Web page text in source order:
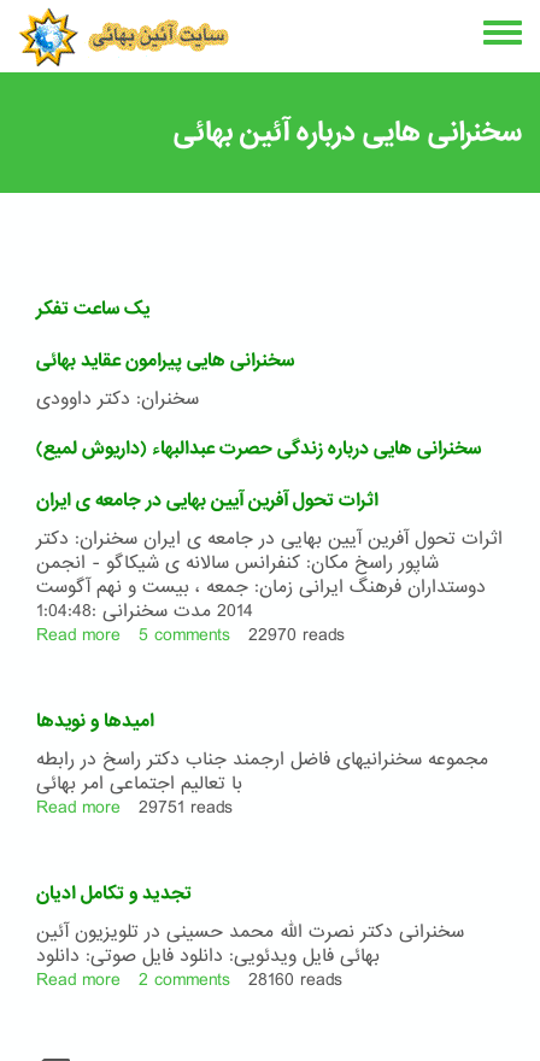
Skip
main
سخنرانی هایی درباره آئین بهائی
یک ساعت تفکر
سخنرانی هایی پیرامون عقاید بهائی
سخنران: دکتر داوودی
سخنرانی هایی درباره زندگی حصرت عبدالبهاء (داریوش لمیع)
اثرات تحول آفرین آیین بهایی در جامعه ی ایران
اثرات تحول آفرین آیین بهایی در جامعه ی ایران سخنران: دکتر
شاپور راسخ مکان: کنفرانس سالانه ی شیکاگو - انجمن
دوستداران فرهنگ ایرانی زمان: جمعه ، بیست و نهم آگوست
2014 مدت سخنرانی :1:04:48
Read more about
آفرین
آیین
بهایی
در
جامعه
5 comments 22970 reads
امیدها و نویدها
مجموعه سخنرانیهای فاضل ارجمند جناب دکتر راسخ در رابطه
با تعالیم اجتماعی امر بهائی
Read more about
نویدها
29751 reads
تجديد و تکامل اديان
سخنرانی دکتر نصرت ‌الله محمد حسينی در تلویزیون آئین
بهائی فایل ویدئویی: دانلود فایل صوتی: دانلود
Read more about
2 comments 28160 reads